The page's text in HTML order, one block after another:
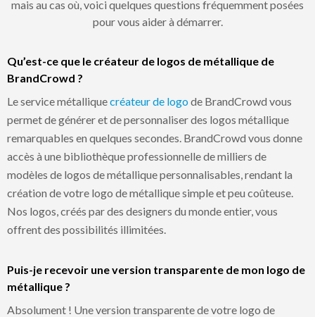
mais au cas où, voici quelques questions fréquemment posées
pour vous aider à démarrer.
Qu’est-ce que le créateur de logos de métallique de
BrandCrowd ?
Le service métalliquecréateur de logode BrandCrowd vous
permet de générer et de personnaliser des logos métallique
remarquables en quelques secondes. BrandCrowd vous donne
accès à une bibliothèque professionnelle de milliers de
modèles de logos de métallique personnalisables, rendant la
création de votre logo de métallique simple et peu coûteuse.
Nos logos, créés par des designers du monde entier, vous
offrent des possibilités illimitées.
Puis-je recevoir une version transparente de mon logo de
métallique ?
Absolument ! Une version transparente de votre logo de